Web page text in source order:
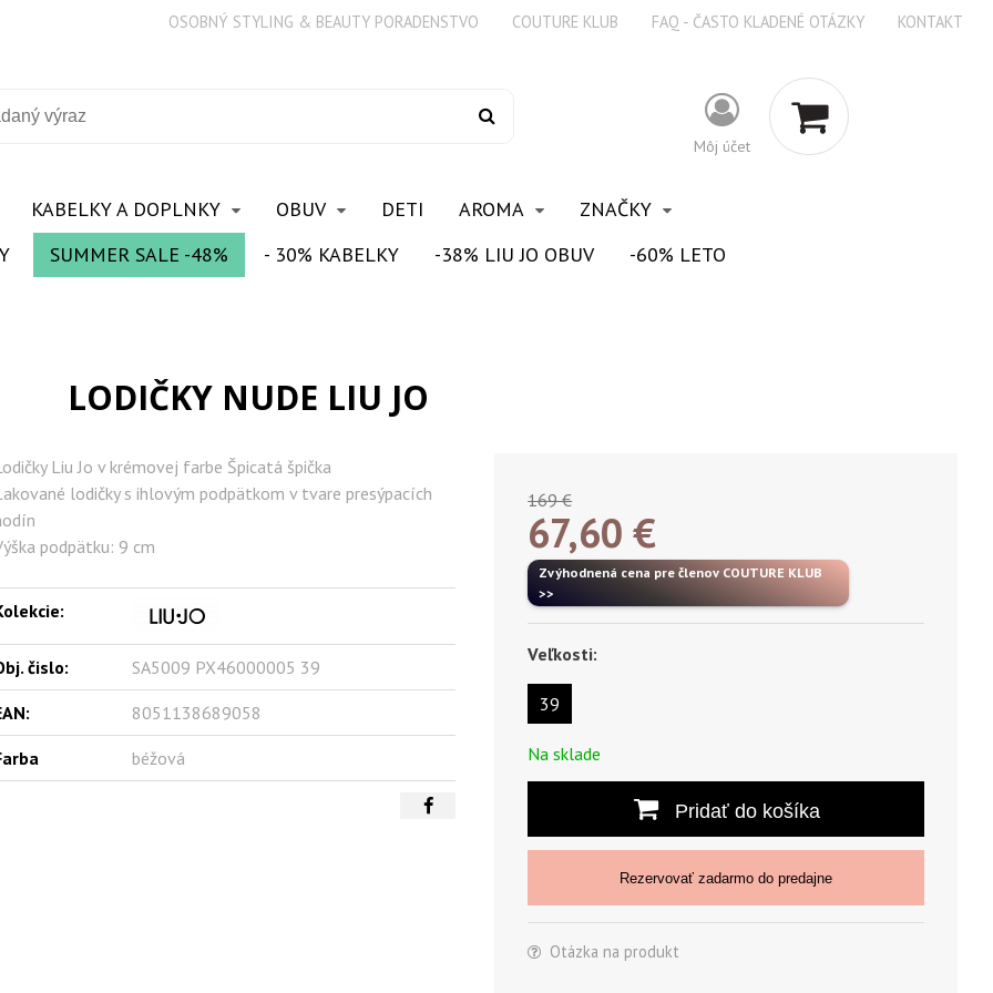
OSOBNÝ STYLING & BEAUTY PORADENSTVO COUTURE KLUB FAQ - ČASTO KLADENÉ OTÁZKY KONTAKT
Môj účet
KABELKY A DOPLNKY OBUV DETI AROMA
ZNAČKY
SUMMER SALE -48% - 30% KABELKY -38% LIU JO OBUV -60% LETO
LODIČKY NUDE LIU JO
169 €
67,60 €
Zvýhodnená cena pre členov COUTURE KLUB
>>
Veľkosti:
39
Na sklade
Pridať do košíka
Rezervovať zadarmo do predajne
Otázka na produkt
Liu Jo v krémovej farbe Špicatá špička
lodičky s ihlovým podpätkom v tvare presýpacích
podpätku: 9 cm
čislo: SA5009 PX46000005 39
8051138689058
béžová